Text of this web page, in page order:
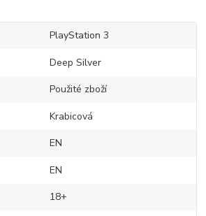
PlayStation 3
Deep Silver
Použité zboží
Krabicová
EN
EN
18+